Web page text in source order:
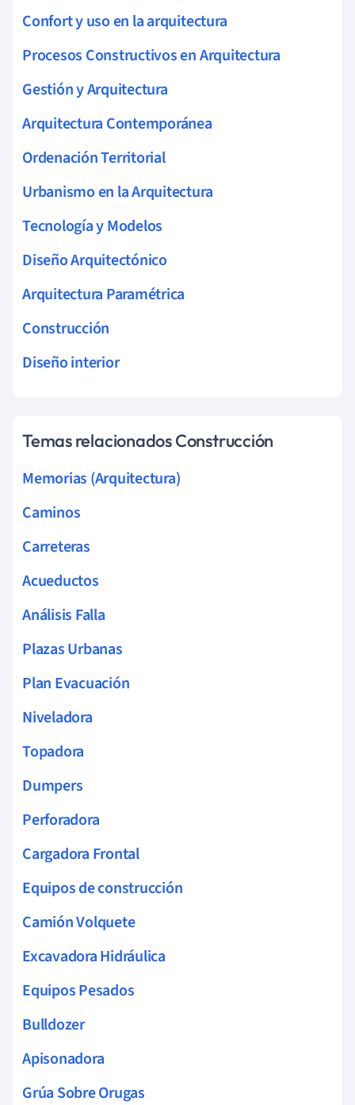
Confort y uso en la arquitectura
Procesos Constructivos en Arquitectura
Gestión y Arquitectura
Arquitectura Contemporánea
Ordenación Territorial
Urbanismo en la Arquitectura
Tecnología y Modelos
Diseño Arquitectónico
Arquitectura Paramétrica
Construcción
Diseño interior
Temas relacionados Construcción
Memorias (Arquitectura)
Caminos
Carreteras
Acueductos
Análisis Falla
Plazas Urbanas
Plan Evacuación
Niveladora
Topadora
Dumpers
Perforadora
Cargadora Frontal
Equipos de construcción
Camión Volquete
Excavadora Hidráulica
Equipos Pesados
Bulldozer
Apisonadora
Grúa Sobre Orugas